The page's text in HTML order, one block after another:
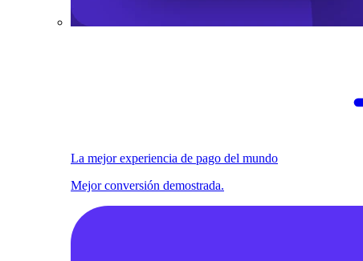
La mejor experiencia de pago del mundo
Mejor conversión demostrada.